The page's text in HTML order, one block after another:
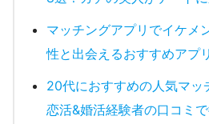
マッチングアプリでイケメ
性と出会えるおすすめアプ
20代におすすめの人気マッ
恋活&婚活経験者の口コミ